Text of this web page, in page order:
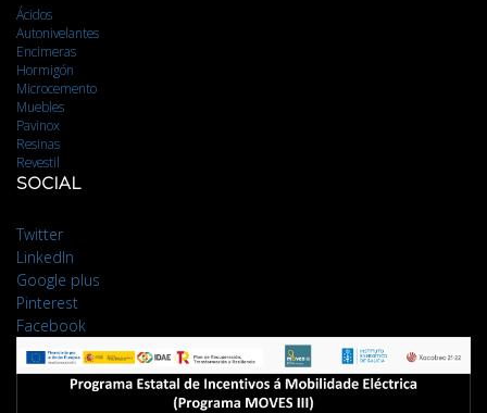
Ácidos
Autonivelantes
Encimeras
Hormigón
Microcemento
Muebles
Pavinox
Resinas
Revestil
SOCIAL
Twitter
LinkedIn
Google plus
Pinterest
Facebook